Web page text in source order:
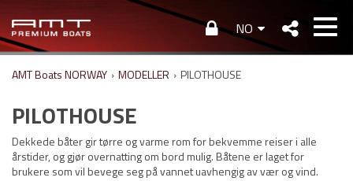
NO
AMT Boats NORWAY › MODELLER › PILOTHOUSE
PILOTHOUSE
Dekkede båter gir tørre og varme rom for bekvemme reiser i alle
årstider, og gjør overnatting om bord mulig. Båtene er laget for
brukere som vil bevege seg på vannet uavhengig av vær og vind.